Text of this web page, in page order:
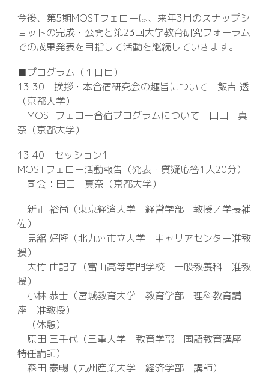
今後、第5期MOSTフェローは、来年3月のスナップシ
ョットの完成・公開と第23回大学教育研究フォーラム
での成果発表を目指して活動を継続していきます。
■プログラム（１日目）
13:30 挨拶・本合宿研究会の趣旨について 飯吉 透
（京都大学）
MOSTフェロー合宿プログラムについて 田口 真
奈（京都大学）
13:40 セッション1
MOSTフェロー活動報告（発表・質疑応答1人20分）
司会：田口 真奈（京都大学）
新正 裕尚（東京経済大学 経営学部 教授／学長補
佐）
見舘 好隆（北九州市立大学 キャリアセンター准教
授）
大竹 由記子（富山高等専門学校 一般教養科 准教
授）
小林 恭士（宮城教育大学 教育学部 理科教育講
座 准教授）
（休憩）
原田 三千代（三重大学 教育学部 国語教育講座
特任講師）
森田 泰暢（九州産業大学 経済学部 講師）